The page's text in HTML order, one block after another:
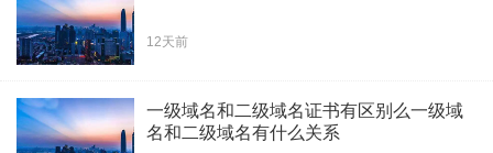
12天前
一级域名和二级域名证书有区别么一级域
名和二级域名有什么关系